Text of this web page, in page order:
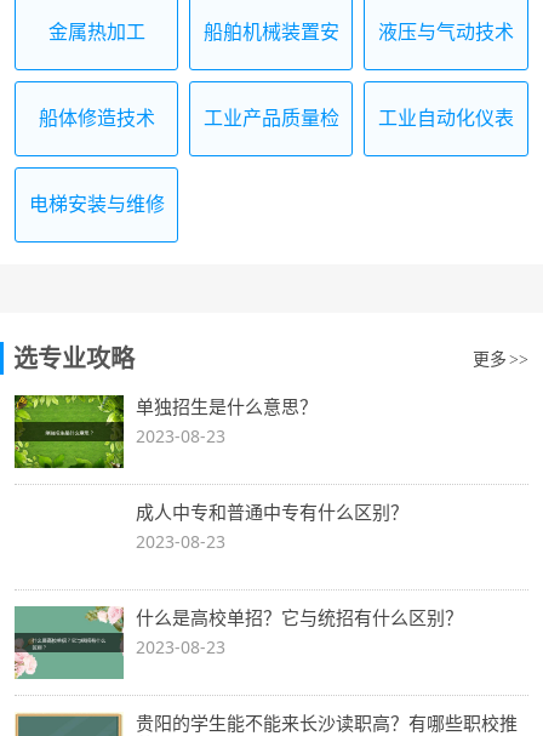
金属热加工
船舶机械装置安
液压与气动技术
船体修造技术
工业产品质量检
工业自动化仪表
电梯安装与维修